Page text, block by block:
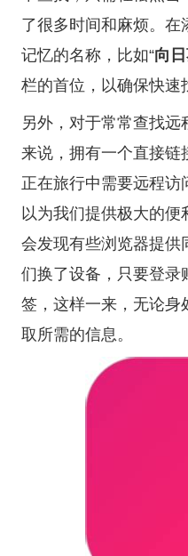
了很多时间和麻烦。
记忆的名称，比如“向
栏的首位，以确保快速
另外，对于常常查找远
来说，拥有一个直接链
正在旅行中需要远程
以为我们提供极大的
会发现有些浏览器提供
们换了设备，只要登录
签，这样一来，无论身
取所需的信息。